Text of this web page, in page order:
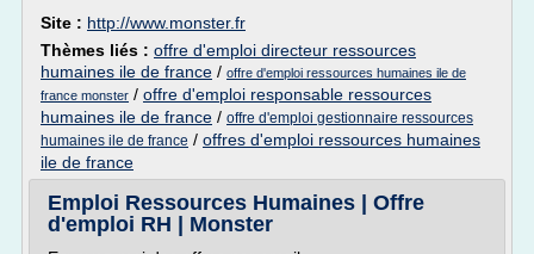
Site : http://www.monster.fr
Thèmes liés : offre d'emploi directeur ressources
humaines ile de france / offre d'emploi ressources humaines ile de
france monster / offre d'emploi responsable ressources
humaines ile de france / offre d'emploi gestionnaire ressources
humaines ile de france / offres d'emploi ressources humaines
ile de france
Emploi Ressources Humaines | Offre
d'emploi RH | Monster